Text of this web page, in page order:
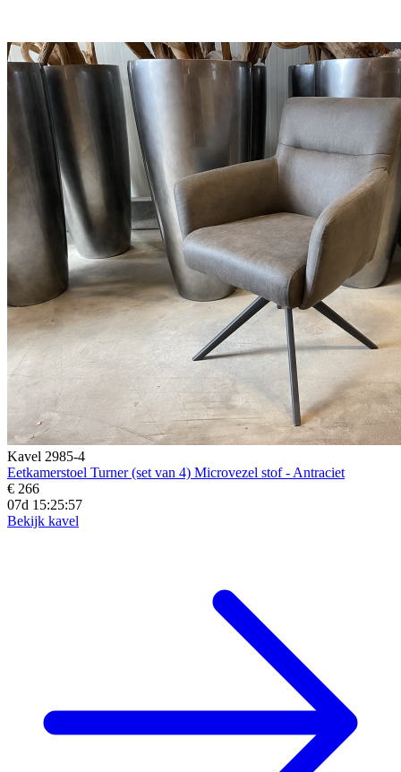
Kavel 2985-4
Eetkamerstoel Turner (set van 4) Microvezel stof - Antraciet
€ 266
07d 15:25:56
Bekijk kavel